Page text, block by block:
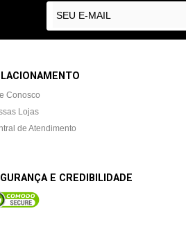
Conosco
Lojas
de Atendimento
E CREDIBILIDADE